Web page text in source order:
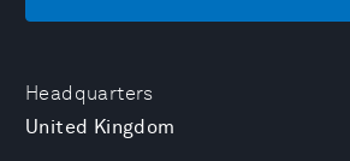
Headquarters
United Kingdom